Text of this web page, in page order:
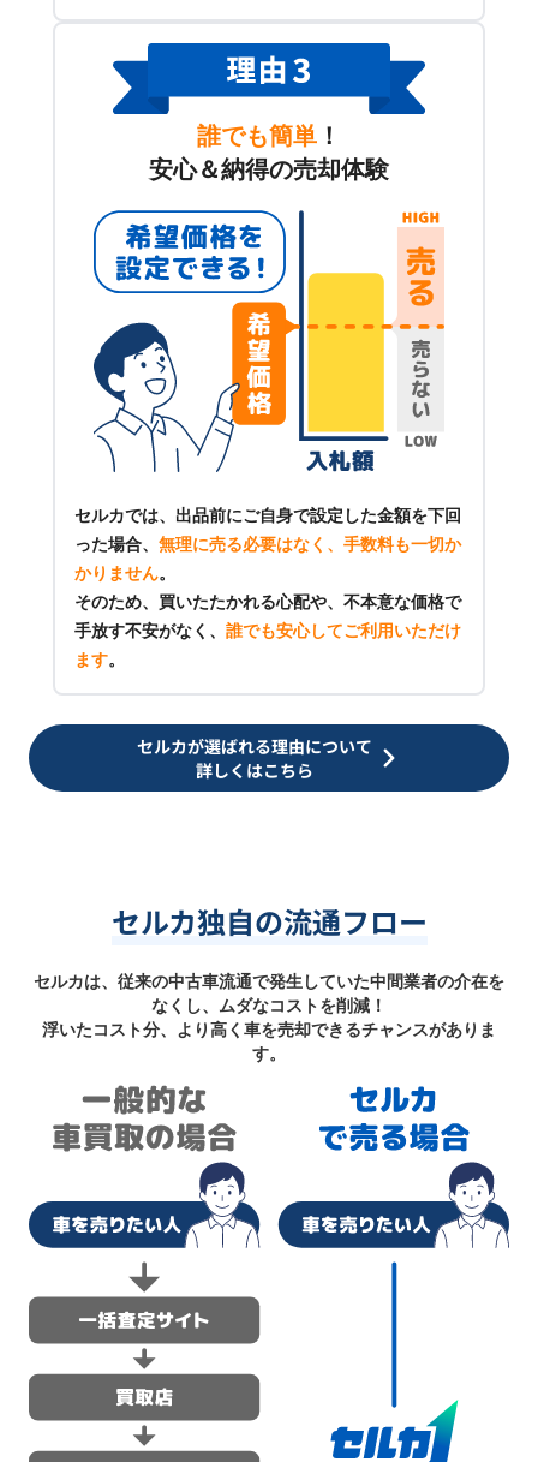
誰でも簡単 ！
安心＆納得の売却体験
セルカでは、出品前にご自身で設定した金額を下回
った場合、 無理に売る必要はなく、手数料も一切か
かりません。
そのため、買いたたかれる心配や、不本意な価格で
手放す不安がなく、 誰でも安心してご利用いただけ
ます。
セルカが選ばれる理由について
詳しくはこちら
セルカ独自の流通フロー
セルカは、従来の中古車流通で発生していた中間業者の介在を
なくし、ムダなコストを削減！
浮いたコスト分、より高く車を売却できるチャンスがありま
す。